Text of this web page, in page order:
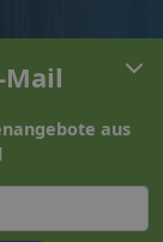
Mail
aus